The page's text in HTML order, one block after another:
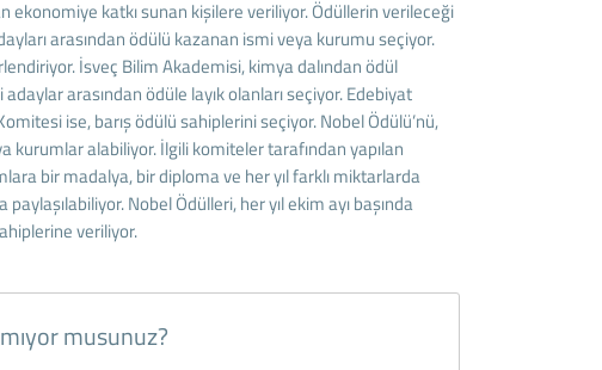
ekonomiye katkı sunan kişilere veriliyor. Ödüllerin verileceği
arasından ödülü kazanan ismi veya kurumu seçiyor.
İsveç Bilim Akademisi, kimya dalından ödül
arasından ödüle layık olanları seçiyor. Edebiyat
ise, barış ödülü sahiplerini seçiyor. Nobel Ödülü’nü,
kurumlar alabiliyor. İlgili komiteler tarafından yapılan
bir madalya, bir diploma ve her yıl farklı miktarlarda
Nobel Ödülleri, her yıl ekim ayı başında
veriliyor.
musunuz?